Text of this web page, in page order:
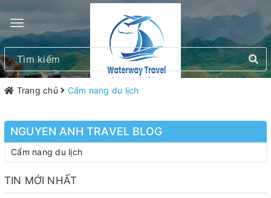
Trang chủ Cẩm nang du lịch
NGUYEN ANH TRAVEL BLOG
Cẩm nang du lịch
TIN MỚI NHẤT